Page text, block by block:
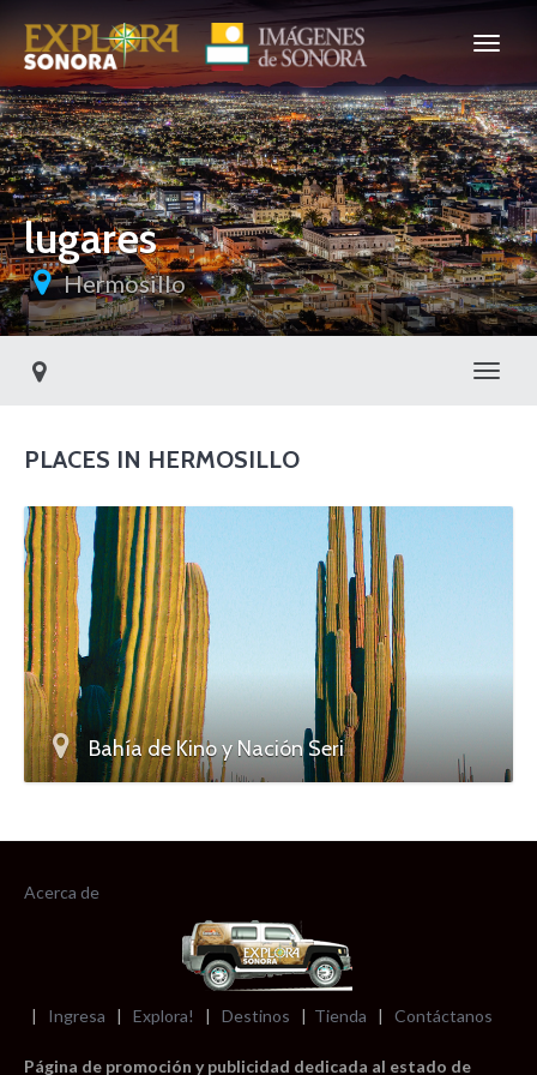
lugares
Hermosillo
PLACES IN HERMOSILLO
Bahía de Kino y Nación Seri
Acerca de
| Ingresa | Explora! | Destinos | Tienda | Contáctanos
Página de promoción y publicidad dedicada al estado de